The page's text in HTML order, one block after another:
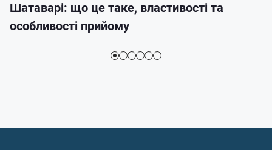
Шатаварі: що це таке, властивості та
особливості прийому